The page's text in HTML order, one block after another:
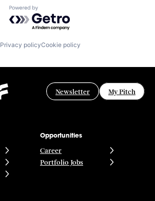
Powered by Getro.com
Privacy policyCookie policy
Newsletter My Pitch
Opportunities
Career
Portfolio Jobs